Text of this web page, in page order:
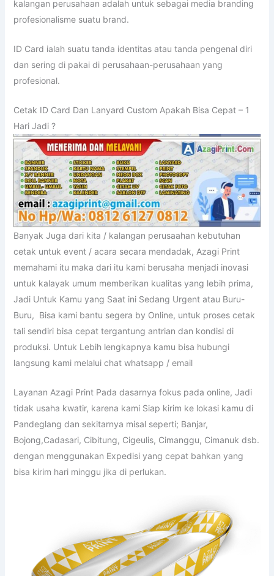
kalangan perusahaan adalah untuk sebagai media branding
profesionalisme suatu brand.
ID Card ialah suatu tanda identitas atau tanda pengenal diri
dan sering di pakai di perusahaan-perusahaan yang
profesional.
Cetak ID Card Dan Lanyard Custom Apakah Bisa Cepat – 1
Hari Jadi ?
Banyak Juga dari kita / kalangan perusaahan kebutuhan
cetak untuk event / acara secara mendadak, Azagi Print
memahami itu maka dari itu kami berusaha menjadi inovasi
untuk kalayak umum memberikan kualitas yang lebih prima,
Jadi Untuk Kamu yang Saat ini Sedang Urgent atau Buru-
Buru, Bisa kami bantu segera by Online, untuk proses cetak
tali sendiri bisa cepat tergantung antrian dan kondisi di
produksi. Untuk Lebih lengkapnya kamu bisa hubungi
langsung kami melalui chat whatsapp / email
Layanan Azagi Print Pada dasarnya fokus pada online, Jadi
tidak usaha kwatir, karena kami Siap kirim ke lokasi kamu di
Pandeglang dan sekitarnya misal seperti; Banjar,
Bojong,Cadasari, Cibitung, Cigeulis, Cimanggu, Cimanuk dsb.
dengan menggunakan Expedisi yang cepat bahkan yang
bisa kirim hari minggu jika di perlukan.